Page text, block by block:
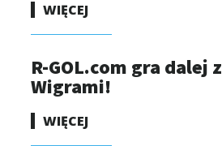
WIĘCEJ
R-GOL.com gra dalej z
Wigrami!
WIĘCEJ